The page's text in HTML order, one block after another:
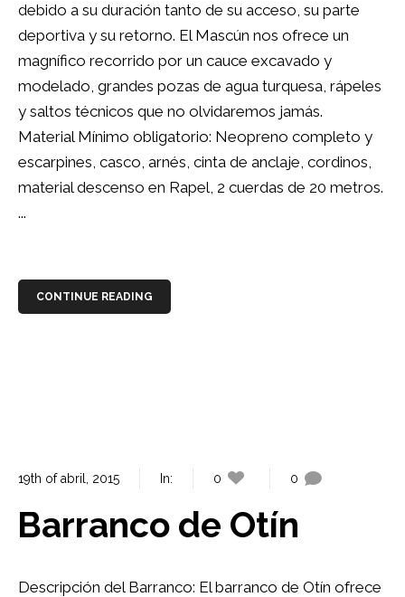
debido a su duración tanto de su acceso, su parte
deportiva y su retorno. El Mascún nos ofrece un
magnífico recorrido por un cauce excavado y
modelado, grandes pozas de agua turquesa, rápeles
y saltos técnicos que no olvidaremos jamás.
Material Mínimo obligatorio: Neopreno completo y
escarpines, casco, arnés, cinta de anclaje, cordinos,
material descenso en Rapel, 2 cuerdas de 20 metros.
...
CONTINUE READING
19th of abril, 2015 In: 0 0
Barranco de Otín
Descripción del Barranco: El barranco de Otín ofrece